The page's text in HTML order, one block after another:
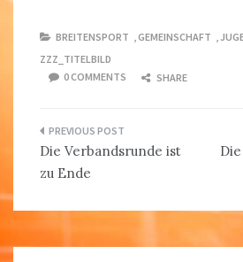
BREITENSPORT GEMEINSCHAFT
ZZZ_TITELBILD
0 COMMENTS
SHARE
Beitragsnavigation
Die Verbandsrunde ist
zu Ende